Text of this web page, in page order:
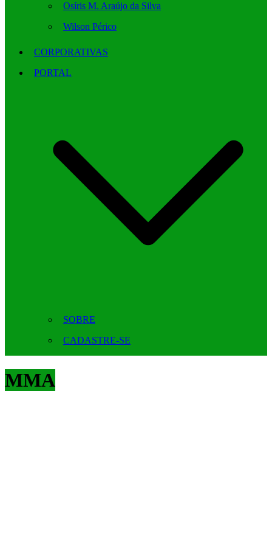
Osíris M. Araújo da Silva
Wilson Périco
CORPORATIVAS
PORTAL
SOBRE
CADASTRE-SE
MMA